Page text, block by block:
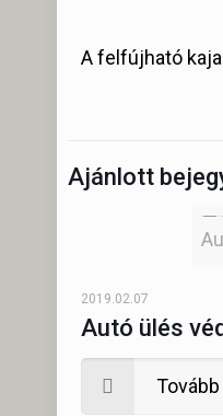
A felfújható
Ajánlott
2019.02.07
Autó ülés
Tovább